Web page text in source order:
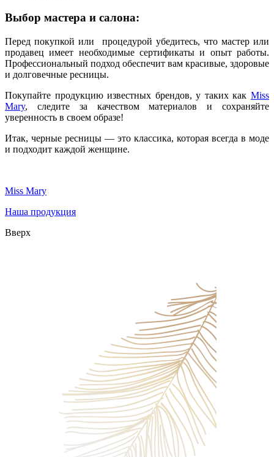
Выбор мастера и салона:
Перед покупкой или процедурой убедитесь, что мастер или
продавец имеет необходимые сертификаты и опыт работы.
Профессиональный подход обеспечит вам красивые, здоровые
и долговечные ресницы.
Покупайте продукцию известных брендов, у таких как Miss
Mary, следите за качеством материалов и сохраняйте
уверенность в своем образе!
Итак, черные ресницы — это классика, которая всегда в моде
и подходит каждой женщине.
Miss Mary
Наша продукция
Вверх